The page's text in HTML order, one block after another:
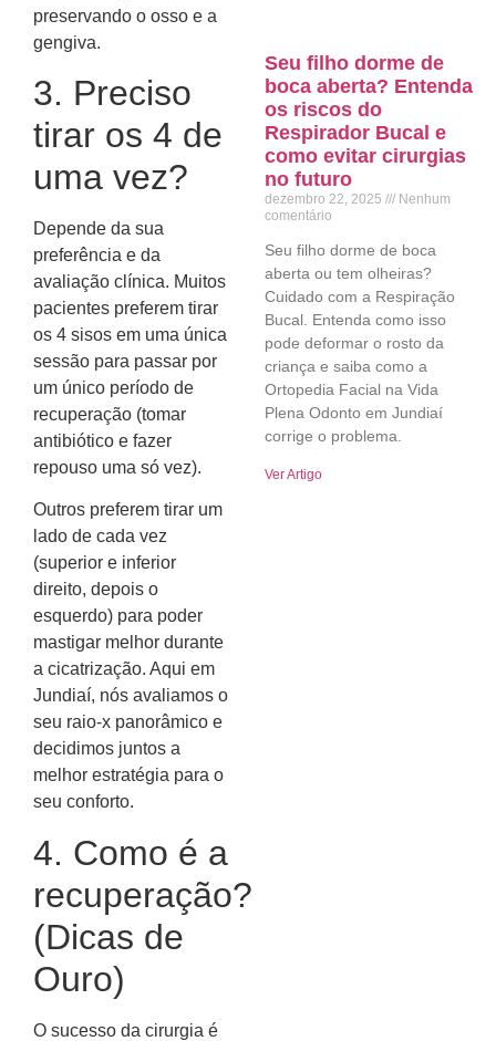
preservando o osso e a
gengiva.
3. Preciso
tirar os 4 de
uma vez?
Depende da sua
preferência e da
avaliação clínica. Muitos
pacientes preferem tirar
os 4 sisos em uma única
sessão para passar por
um único período de
recuperação (tomar
antibiótico e fazer
repouso uma só vez).
Outros preferem tirar um
lado de cada vez
(superior e inferior
direito, depois o
esquerdo) para poder
mastigar melhor durante
a cicatrização. Aqui em
Jundiaí, nós avaliamos o
seu raio-x panorâmico e
decidimos juntos a
melhor estratégia para o
seu conforto.
4. Como é a
recuperação?
(Dicas de
Ouro)
O sucesso da cirurgia é
Seu filho dorme de
boca aberta? Entenda
os riscos do
Respirador Bucal e
como evitar cirurgias
no futuro
dezembro 22, 2025
Nenhum
comentário
Seu filho dorme de boca
aberta ou tem olheiras?
Cuidado com a Respiração
Bucal. Entenda como isso
pode deformar o rosto da
criança e saiba como a
Ortopedia Facial na Vida
Plena Odonto em Jundiaí
corrige o problema.
Ver Artigo